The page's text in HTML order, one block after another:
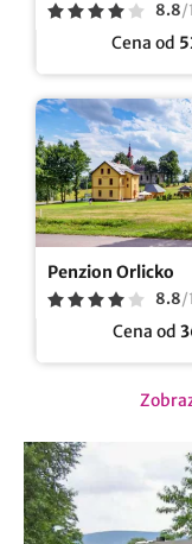
8.8/
Cena od
Penzion Orlicko
8.8/
Cena od